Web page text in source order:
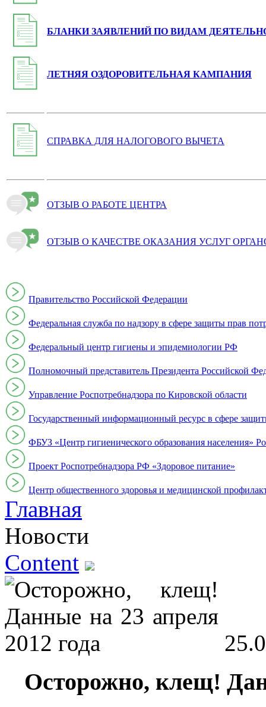
БЛАНКИ ЗАЯВЛЕНИЙ ПО ВИДАМ
ЛЕТНЯЯ ОЗДОРОВИТЕЛЬНАЯ КАМПАНИЯ
СПРАВКА ДЛЯ НАЛОГОВОГО ВЫЧЕТА
ОТЗЫВ О РАБОТЕ ЦЕНТРА
ОТЗЫВ О КАЧЕСТВЕ ОКАЗАНИЯ УСЛУГ
Правительство Российской Федерации
Федеральная служба по надзору в сфере защиты прав
Федеральный центр гигиены и эпидемиологии РФ
Полномочный представитель Президента Российской
Управление Роспотребнадзора по Кировской области
Государственный информационный ресурс в сфере
ФБУЗ «Центр гигиенического образования населения»
Проект Роспотребнадзора РФ «Здоровое питание»
Центр общественного здоровья и медицинской
Главная
Новости
Content
Осторожно, клещ!